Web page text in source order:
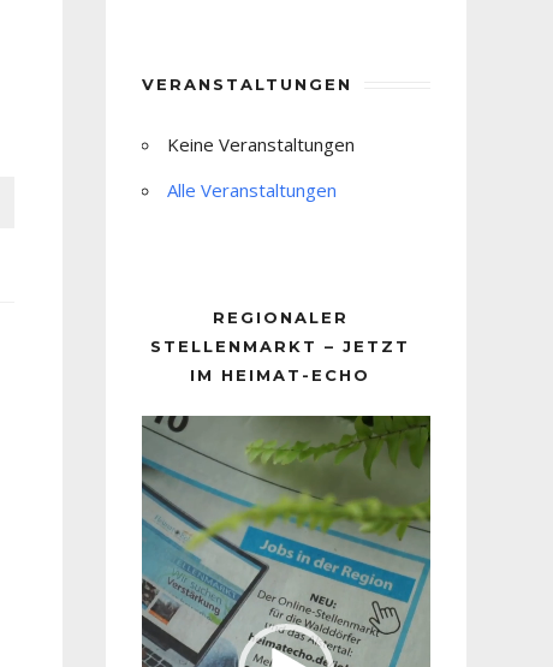
VERANSTALTUNGEN
Keine Veranstaltungen
Alle Veranstaltungen
REGIONALER
STELLENMARKT – JETZT
IM HEIMAT-ECHO
Player